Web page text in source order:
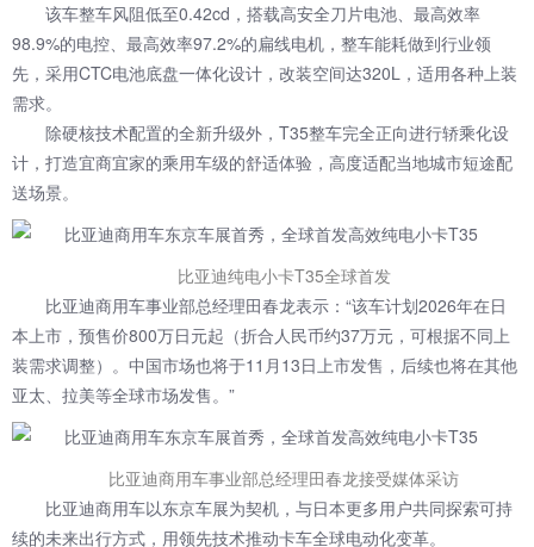
该车整车风阻低至0.42cd，搭载高安全刀片电池、最高效率
98.9%的电控、最高效率97.2%的扁线电机，整车能耗做到行业领
先，采用CTC电池底盘一体化设计，改装空间达320L，适用各种上装
需求。
除硬核技术配置的全新升级外，T35整车完全正向进行轿乘化设
计，打造宜商宜家的乘用车级的舒适体验，高度适配当地城市短途配
送场景。
比亚迪纯电小卡T35全球首发
比亚迪商用车事业部总经理田春龙表示：“该车计划2026年在日
本上市，预售价800万日元起（折合人民币约37万元，可根据不同上
装需求调整）。中国市场也将于11月13日上市发售，后续也将在其他
亚太、拉美等全球市场发售。”
比亚迪商用车事业部总经理田春龙接受媒体采访
比亚迪商用车以东京车展为契机，与日本更多用户共同探索可持
续的未来出行方式，用领先技术推动卡车全球电动化变革。